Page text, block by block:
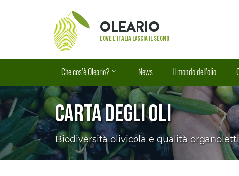
Vai al contenuto principale
Vai al piè di pagina
OLEARIO
Dove l'Italia lascia il segno
Che cos’è Oleario? News Il mondo dell’olio
Carta degli oli
Biodiversità olivicola e qualità